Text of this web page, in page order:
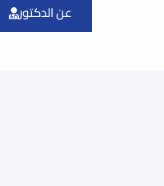
عن الدكتور